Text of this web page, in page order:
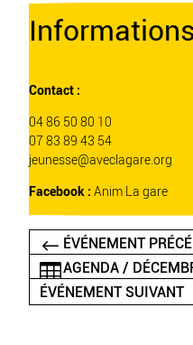
Contact :
04 86 50 80 10
07 83 89 43 54
jeunesse@aveclagare.org
Facebook : Anim La gare
ÉVÉNEMENT
AGENDA /
ÉVÉNEMENT SUIVANT